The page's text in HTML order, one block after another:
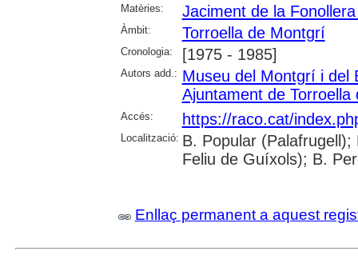
Matèries:
Jaciment de la
Àmbit: Torroella de Montgrí
Cronologia: [1975 - 1985]
Autors add.: Museu del Montgrí i del
Ajuntament de Torroella
Accés: https://raco.cat/
Localització: B. Popular
Feliu de Guíxols); B.
Enllaç permanent a aquest